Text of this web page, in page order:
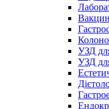
УЗД
УЗД